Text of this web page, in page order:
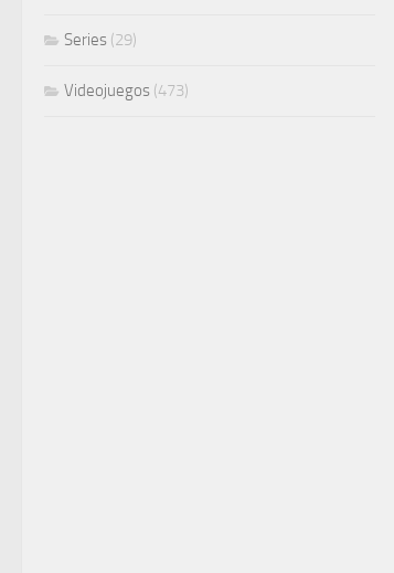
Series (29)
Videojuegos (473)